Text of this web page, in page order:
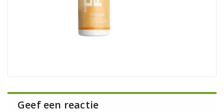
Geef een reactie